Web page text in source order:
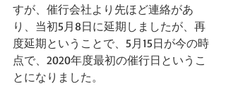
すが、催行会社より先ほど連絡があ
り、当初5月8日に延期しましたが、再
度延期ということで、5月15日が今の時
点で、2020年度最初の催行日というこ
とになりました。